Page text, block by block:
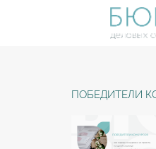
ПОБЕДИТЕЛИ